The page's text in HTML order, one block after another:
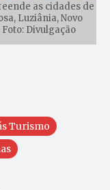
as cidades de
Luziânia, Novo
Divulgação
Turismo